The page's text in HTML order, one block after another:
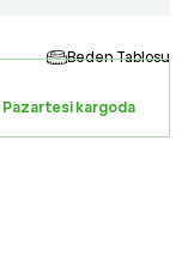
Beden Tablosu
Pazartesi kargoda